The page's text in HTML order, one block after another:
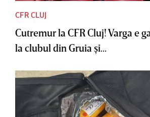
CFR CLUJ
Cutremur la CFR Cluj! Varga e
la clubul din Gruia şi...